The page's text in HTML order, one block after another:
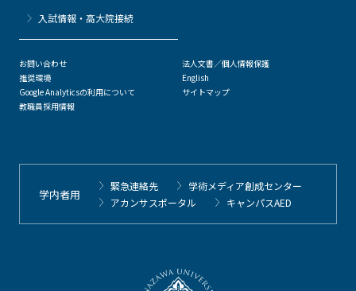
⼊試情報・高大院接続
お問い合わせ
推奨環境
Google Analyticsの利用について
教職員採用情報
法人文書／個人情報保護
English
サイトマップ
学内者用
緊急連絡先
学術メディア創成センター
アカンサスポータル
キャンパスAED